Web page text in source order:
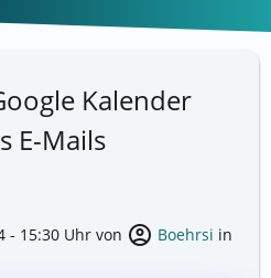
Kalender
E-Mails
- 15:30 Uhr von account_circle Boehrsi in